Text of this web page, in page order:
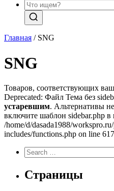
Главная / SNG
SNG
Товаров, соответствующих
Deprecated: Файл Тема без
устаревшим. Альтернативы
включите шаблон sidebar.php в
/home/d/dasada1988/
includes/functions.php on line
Search
for:
Страницы